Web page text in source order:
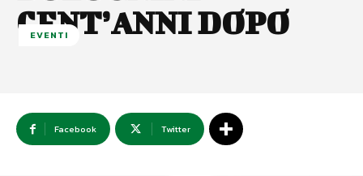
CENT’ANNI DOPO
EVENTI
Facebook Twitter